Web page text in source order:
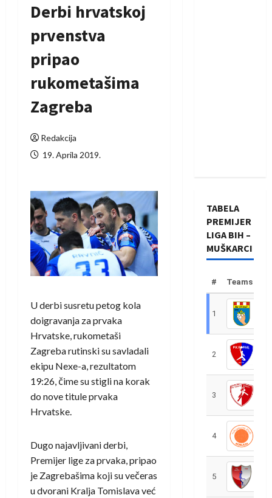
Derbi hrvatskoj
prvenstva
pripao
rukometašima
Zagreba
Redakcija
19. Aprila 2019.
U derbi susretu petog kola
doigravanja za prvaka
Hrvatske, rukometaši
Zagreba rutinski su savladali
ekipu Nexe-a, rezultatom
19:26, čime su stigli na korak
do nove titule prvaka
Hrvatske.
Dugo najavljivani derbi,
Premijer lige za prvaka, pripao
je Zagrebašima koji su večeras
u dvorani Kralja Tomislava već
TABELA
PREMIJER
LIGA BIH –
MUŠKARCI
# Teams
1
2
3
4
5